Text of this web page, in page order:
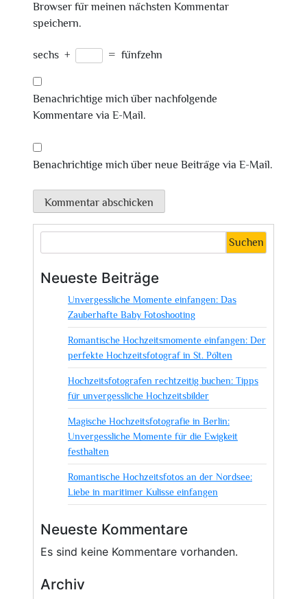
Browser für meinen nächsten Kommentar
speichern.
sechs + = fünfzehn
Benachrichtige mich über nachfolgende
Kommentare via E-Mail.
Benachrichtige mich über neue Beiträge via E-Mail.
Suchen
Neueste Beiträge
Unvergessliche Momente einfangen: Das
Zauberhafte Baby Fotoshooting
Romantische Hochzeitsmomente einfangen: Der
perfekte Hochzeitsfotograf in St. Pölten
Hochzeitsfotografen rechtzeitig buchen: Tipps
für unvergessliche Hochzeitsbilder
Magische Hochzeitsfotografie in Berlin:
Unvergessliche Momente für die Ewigkeit
festhalten
Romantische Hochzeitsfotos an der Nordsee:
Liebe in maritimer Kulisse einfangen
Neueste Kommentare
Es sind keine Kommentare vorhanden.
Archiv